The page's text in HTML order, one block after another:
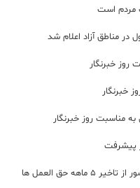
مردم است
در مناطق آزاد اعلام شد
روز خبرنگار
خبرنگار
مناسبت روز خبرنگار
پیشرفت
حق العمل ها